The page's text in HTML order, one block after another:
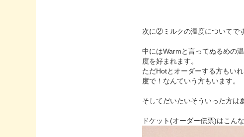
次に②ミルクの温度についてで
中にはWarmと言ってぬるめの
度を好まれます。
ただHotとオーダーする方もい
度で！なんていう方もいます。
そしてだいたいそういった方は
ドケット(オーダー伝票)はこん